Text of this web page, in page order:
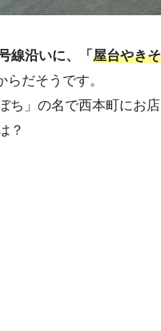
線沿いに、「 屋台やき
らだそうです。
ち」の名で西本町にお
？